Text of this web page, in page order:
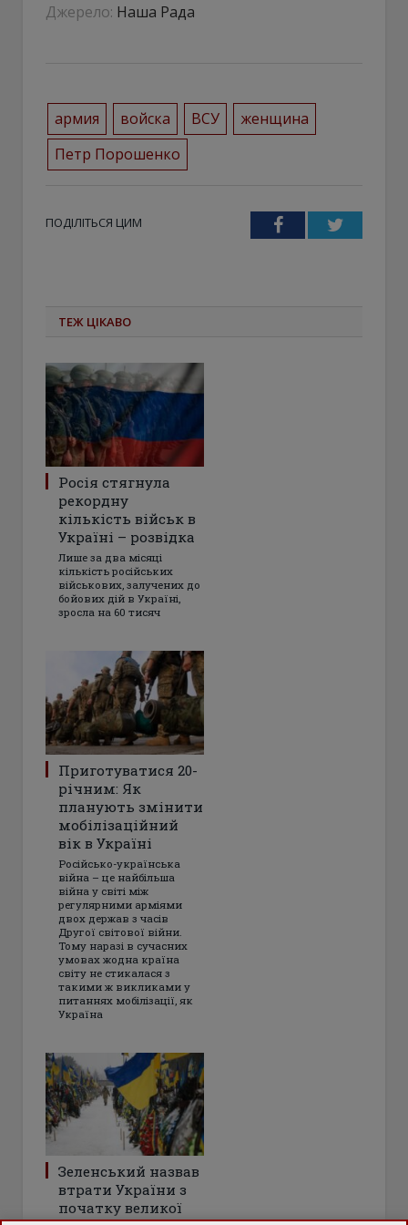
Джерело: Наша Рада
армия войска ВСУ
женщина
Петр Порошенко
ПОДІЛІТЬСЯ ЦИМ FacebookTwitter
ТЕЖ ЦІКАВО
Росія стягнула
рекордну
кількість військ в
Україні – розвідка
Лише за два місяці
кількість російських
військових, залучених до
бойових дій в Україні,
зросла на 60 тисяч
Приготуватися 20-
річним: Як
планують змінити
мобілізаційний
вік в Україні
Російсько-українська
війна – це найбільша
війна у світі між
регулярними арміями
двох держав з часів
Другої світової війни.
Тому наразі в сучасних
умовах жодна країна
світу не стикалася з
такими ж викликами у
питаннях мобілізації, як
Україна
Зеленський назвав
втрати України з
початку великої